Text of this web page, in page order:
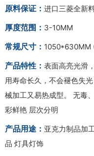
原料保证： 进口三菱全新
厚度范围： 3-10MM
常规尺寸： 1050*630MM (
产品特性： 表面高亮光滑
用寿命长久，不会褪色失
械加工又易热成型。 无毒
彩鲜艳 层次分明
产品用途： 亚克力制品加
品 灯具灯饰